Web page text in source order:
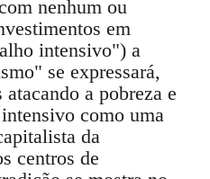
nenhum ou
em
intensivo") a
se expressará,
a pobreza e
como uma
da
centros de